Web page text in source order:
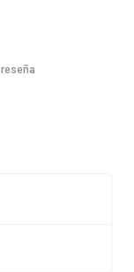
reseña